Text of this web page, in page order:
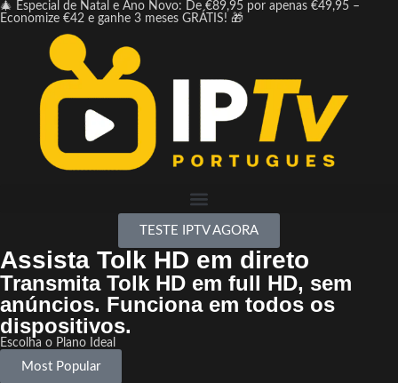
🎄 Especial de Natal e Ano Novo: De €89,95 por apenas €49,95 –
Economize €42 e ganhe 3 meses GRÁTIS! 🎁
TESTE IPTV AGORA
Assista Tolk HD em direto
Transmita Tolk HD em full HD, sem
anúncios. Funciona em todos os
dispositivos.
Escolha o Plano Ideal
Most Popular